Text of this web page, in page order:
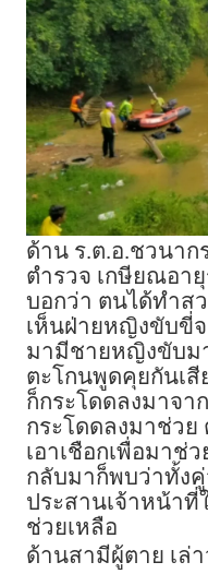
ด้าน ร.ต.อ.ชวนา
ตำรวจ เกษียณอา
บอกว่า ตนได้ทำส
เห็นฝ่ายหญิงขับขี่
มามีชายหญิงขับม
ตะโกนพูดคุยกันเสี
ก็กระโดดลงมาจ
กระโดดลงมาช่วย
เอาเชือกเพื่อมาช่
กลับมาก็พบว่าทั้ง
ประสานเจ้าหน้า
ช่วยเหลือ
ด้านสามีผู้ตาย เล่